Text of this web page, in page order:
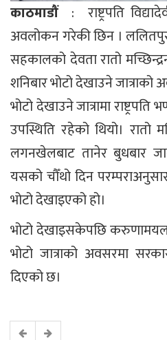
काठमाडौं: राष्ट्रपति
अवलोकन गरेकी छिन ।
सहकालको देवता रातो
शनिबार भोटो देखाउने
भोटो देखाउने जात्रामा राष्ट्रपति
उपस्थिति रहेको थियो। रातो
लगनखेलबाट तानेर बुधबार
यसको चौँथो दिन
भोटो देखाइएको हो।
भोटो देखाइसकेपछि
भोटो जात्राको अवसरमा
दिएको छ।